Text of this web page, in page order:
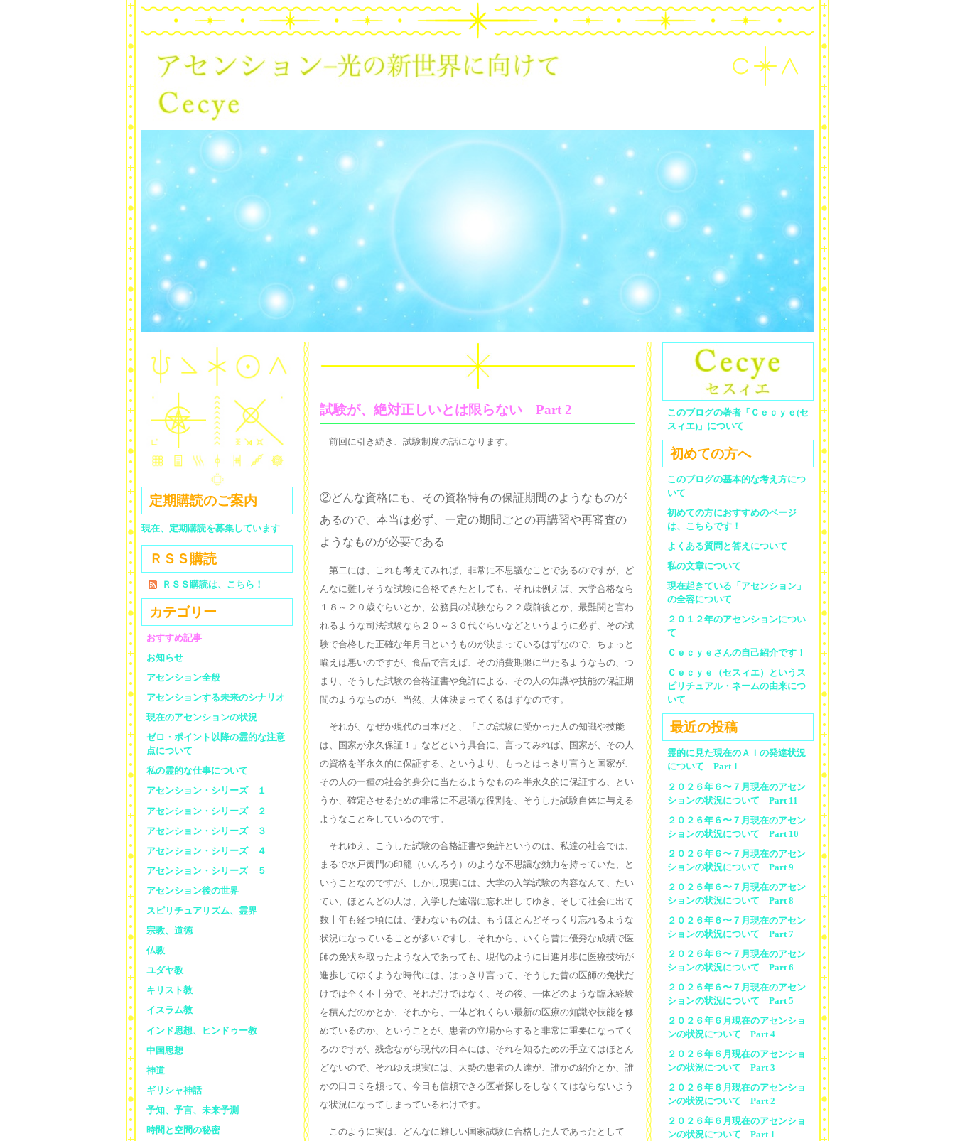
試験が、絶対正しいとは限らない Part 2
前回に引き続き、試験制度の話になります。
②どんな資格にも、その資格特有の保証期間のようなものが
あるので、本当は必ず、一定の期間ごとの再講習や再審査の
ようなものが必要である
第二には、これも考えてみれば、非常に不思議なことであるのですが、ど
んなに難しそうな試験に合格できたとしても、それは例えば、大学合格なら
１８～２０歳ぐらいとか、公務員の試験なら２２歳前後とか、最難関と言わ
れるような司法試験なら２０～３０代ぐらいなどというように必ず、その試
験で合格した正確な年月日というものが決まっているはずなので、ちょっと
喩えは悪いのですが、食品で言えば、その消費期限に当たるようなもの、つ
まり、そうした試験の合格証書や免許による、その人の知識や技能の保証期
間のようなものが、当然、大体決まってくるはずなのです。
それが、なぜか現代の日本だと、「この試験に受かった人の知識や技能
は、国家が永久保証！」などという具合に、言ってみれば、国家が、その人
の資格を半永久的に保証する、というより、もっとはっきり言うと国家が、
その人の一種の社会的身分に当たるようなものを半永久的に保証する、とい
うか、確定させるための非常に不思議な役割を、そうした試験自体に与える
ようなことをしているのです。
それゆえ、こうした試験の合格証書や免許というのは、私達の社会では、
まるで水戸黄門の印籠（いんろう）のような不思議な効力を持っていた、と
いうことなのですが、しかし現実には、大学の入学試験の内容なんて、たい
てい、ほとんどの人は、入学した途端に忘れ出してゆき、そして社会に出て
数十年も経つ頃には、使わないものは、もうほとんどそっくり忘れるような
状況になっていることが多いですし、それから、いくら昔に優秀な成績で医
師の免状を取ったような人であっても、現代のように日進月歩に医療技術が
進歩してゆくような時代には、はっきり言って、そうした昔の医師の免状だ
けでは全く不十分で、それだけではなく、その後、一体どのような臨床経験
を積んだのかとか、それから、一体どれくらい最新の医療の知識や技能を修
めているのか、ということが、患者の立場からすると非常に重要になってく
るのですが、残念ながら現代の日本には、それを知るための手立てはほとん
どないので、それゆえ現実には、大勢の患者の人達が、誰かの紹介とか、誰
かの口コミを頼って、今日も信頼できる医者探しをしなくてはならないよう
な状況になってしまっているわけです。
このように実は、どんなに難しい国家試験に合格した人であったとして
このブログの著者「Ｃｅｃｙｅ(セ
スィエ)」について
初めての方へ
このブログの基本的な考え方につ
いて
初めての方におすすめのページ
は、こちらです！
よくある質問と答えについて
私の文章について
現在起きている「アセンション」
の全容について
２０１２年のアセンションについ
て
Ｃｅｃｙｅさんの自己紹介です！
Ｃｅｃｙｅ（セスィエ）というス
ピリチュアル・ネームの由来につ
いて
最近の投稿
霊的に見た現在のＡＩの発達状況
について Part 1
２０２６年６〜７月現在のアセン
ションの状況について Part 11
２０２６年６〜７月現在のアセン
ションの状況について Part 10
２０２６年６〜７月現在のアセン
ションの状況について Part 9
２０２６年６〜７月現在のアセン
ションの状況について Part 8
２０２６年６〜７月現在のアセン
ションの状況について Part 7
２０２６年６〜７月現在のアセン
ションの状況について Part 6
２０２６年６〜７月現在のアセン
ションの状況について Part 5
２０２６年６月現在のアセンショ
ンの状況について Part 4
２０２６年６月現在のアセンショ
ンの状況について Part 3
２０２６年６月現在のアセンショ
ンの状況について Part 2
２０２６年６月現在のアセンショ
ンの状況について Part 1
定期購読のご案内
現在、定期購読を募集しています
ＲＳＳ購読
ＲＳＳ購読は、こちら！
カテゴリー
おすすめ記事
お知らせ
アセンション全般
アセンションする未来のシナリオ
現在のアセンションの状況
ゼロ・ポイント以降の霊的な注意
点について
私の霊的な仕事について
アセンション・シリーズ １
アセンション・シリーズ ２
アセンション・シリーズ ３
アセンション・シリーズ ４
アセンション・シリーズ ５
アセンション後の世界
スピリチュアリズム、霊界
宗教、道徳
仏教
ユダヤ教
キリスト教
イスラム教
インド思想、ヒンドゥー教
中国思想
神道
ギリシャ神話
予知、予言、未来予測
時間と空間の秘密